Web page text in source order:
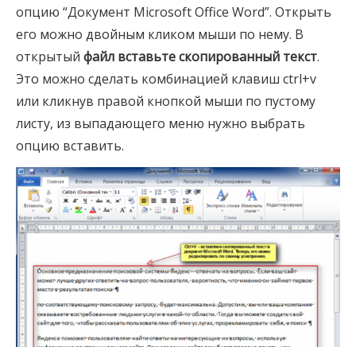
опцию “Документ Microsoft Office Word”. Открыть
его можно двойным кликом мыши по нему. В
открытый файл вставьте скопированный текст.
Это можно сделать комбинацией клавиш ctrl+v
или кликнув правой кнопкой мыши по пустому
листу, из выпадающего меню нужно выбрать
опцию вставить.